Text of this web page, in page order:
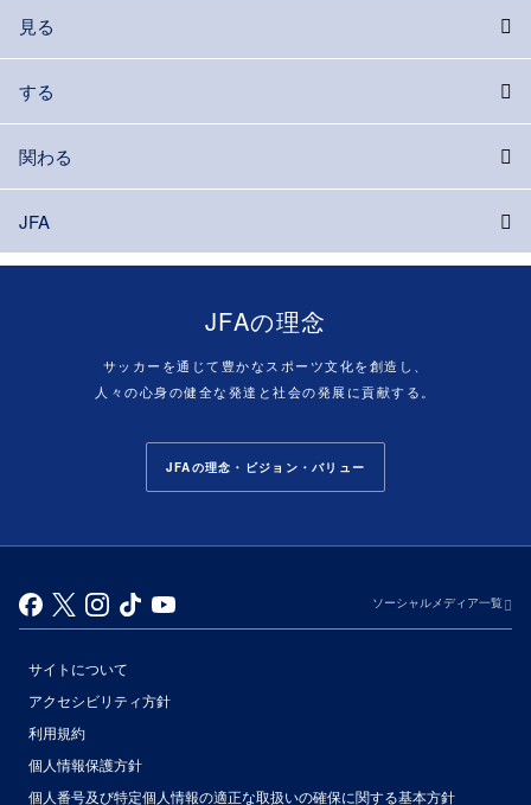
見る
する
関わる
JFA
JFAの理念
サッカーを通じて豊かなスポーツ文化を創造し、
人々の心身の健全な発達と社会の発展に貢献する。
JFAの理念・ビジョン・バリュー
ソーシャルメディア一覧
サイトについて
アクセシビリティ方針
利用規約
個人情報保護方針
個人番号及び特定個人情報の適正な取扱いの確保に関する基本方針